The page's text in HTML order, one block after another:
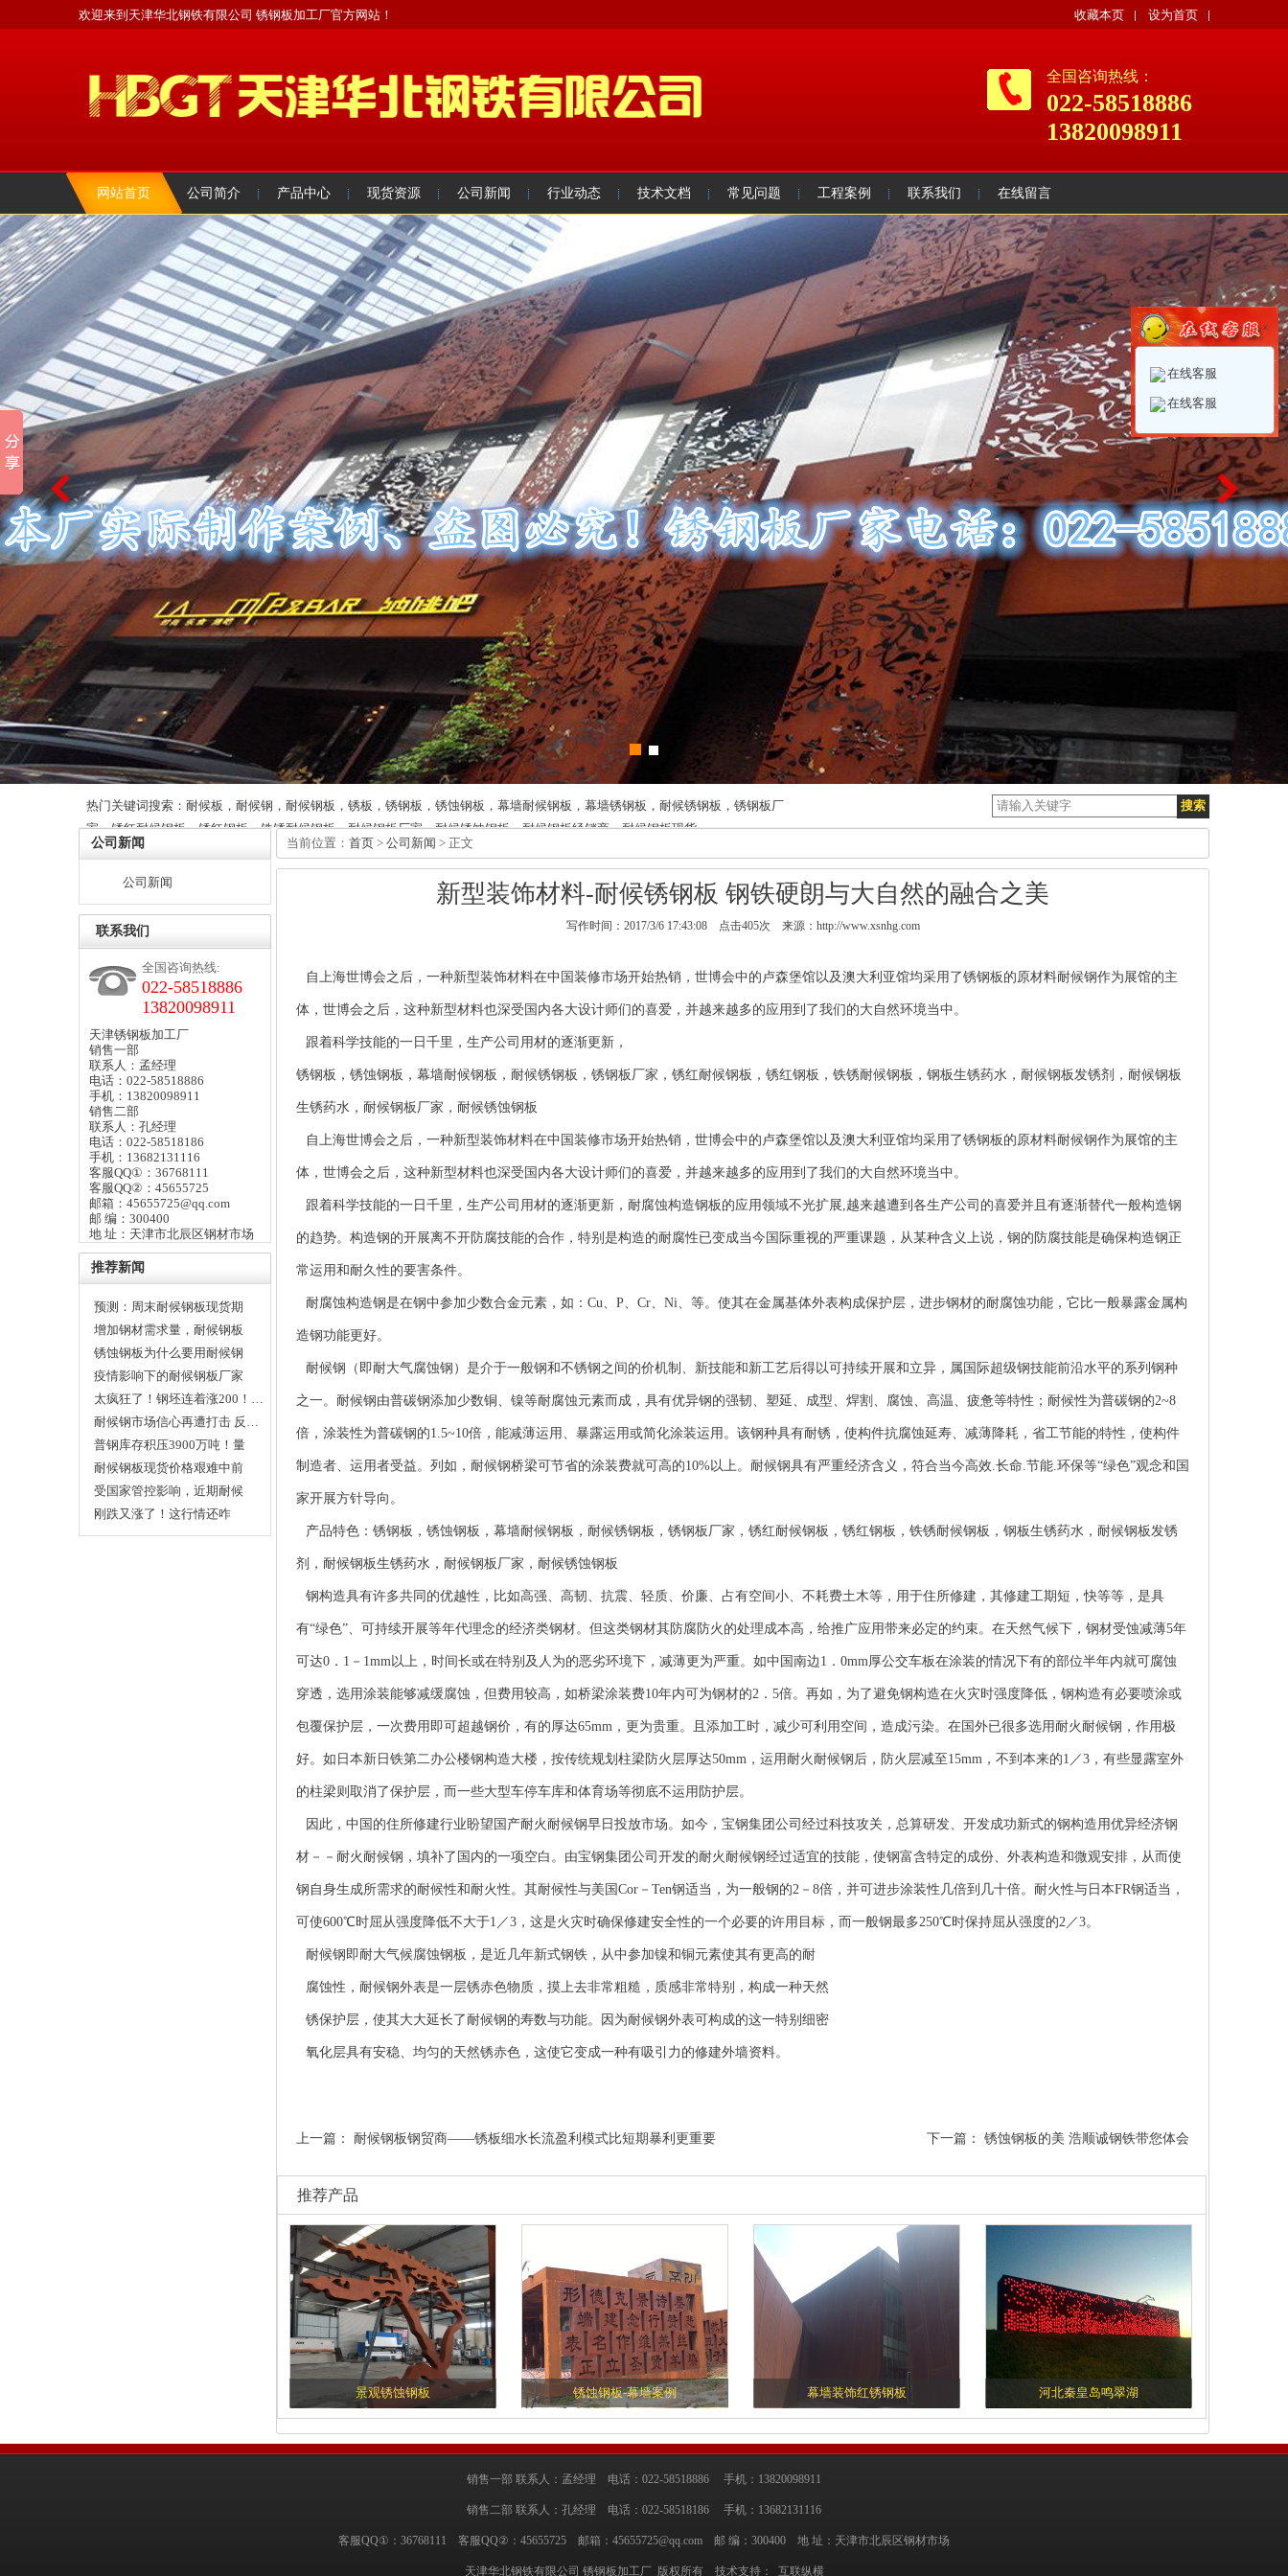
收藏本页 设为首页
欢迎来到天津华北钢铁有限公司 锈钢板加工厂官方网站！
全国咨询热线：
022-58518886
13820098911
网站首页 公司简介 产品中心 现货资源 公司新闻 行业动态 技术文档 常见问题 工程案例 联系我们 在线留言
热门关键词搜索：耐候板，耐候钢，耐候钢板，锈板，锈钢板，锈蚀钢板，幕墙耐候钢板，幕墙锈钢板，耐候锈钢板，锈钢板厂
家，锈红耐候钢板，锈红钢板，铁锈耐候钢板，耐候钢板厂家，耐候锈蚀钢板，耐候钢板经销商，耐候钢板现货
公司新闻
公司新闻
联系我们
全国咨询热线:
022-58518886
13820098911
天津锈钢板加工厂
销售一部
联系人：孟经理
电话：022-58518886
手机：13820098911
销售二部
联系人：孔经理
电话：022-58518186
手机：13682131116
客服QQ①：36768111
客服QQ②：45655725
邮箱：45655725@qq.com
邮 编：300400
地 址：天津市北辰区钢材市场
推荐新闻
预测：周末耐候钢板现货期
货…
增加钢材需求量，耐候钢板
厂…
锈蚀钢板为什么要用耐候钢
板…
疫情影响下的耐候钢板厂家
该…
太疯狂了！钢坯连着涨200！…
耐候钢市场信心再遭打击 反…
普钢库存积压3900万吨！量
这…
耐候钢板现货价格艰难中前
行…
受国家管控影响，近期耐候
钢…
刚跌又涨了！这行情还咋
干！…
当前位置： 首页 > 公司新闻 > 正文
新型装饰材料-耐候锈钢板 钢铁硬朗与大自然的融合之美
写作时间：2017/3/6 17:43:08 点击405次 来源：http://www.xsnhg.com
自上海世博会之后，一种新型装饰材料在中国装修市场开始热销，世博会中的卢森堡馆以及澳大利亚馆均采用了锈钢板的原材料耐候钢作为展馆的主
体，世博会之后，这种新型材料也深受国内各大设计师们的喜爱，并越来越多的应用到了我们的大自然环境当中。
跟着科学技能的一日千里，生产公司用材的逐渐更新，
锈钢板 ， 锈蚀钢板 ，幕墙耐候钢板，耐候锈钢板， 锈钢板厂家 ，锈红耐候钢板，锈红钢板， 铁锈耐候钢板 ，钢板生锈药水，耐候钢板发锈剂， 耐候钢板
生锈药水 ，耐候钢板厂家，耐候锈蚀钢板
自上海世博会之后，一种新型装饰材料在中国装修市场开始热销，世博会中的卢森堡馆以及澳大利亚馆均采用了锈钢板的原材料耐候钢作为展馆的主
体，世博会之后，这种新型材料也深受国内各大设计师们的喜爱，并越来越多的应用到了我们的大自然环境当中。
跟着科学技能的一日千里，生产公司用材的逐渐更新，耐腐蚀构造钢板的应用领域不光扩展,越来越遭到各生产公司的喜爱并且有逐渐替代一般构造钢
的趋势。构造钢的开展离不开防腐技能的合作，特别是构造的耐腐性已变成当今国际重视的严重课题，从某种含义上说，钢的防腐技能是确保构造钢正
常运用和耐久性的要害条件。
耐腐蚀构造钢是在钢中参加少数合金元素，如：Cu、P、Cr、Ni、等。使其在金属基体外表构成保护层，进步钢材的耐腐蚀功能，它比一般暴露金属构
造钢功能更好。
耐候钢（即耐大气腐蚀钢）是介于一般钢和不锈钢之间的价机制、新技能和新工艺后得以可持续开展和立异，属国际超级钢技能前沿水平的系列钢种
之一。耐候钢由普碳钢添加少数铜、镍等耐腐蚀元素而成，具有优异钢的强韧、塑延、成型、焊割、腐蚀、高温、疲惫等特性；耐候性为普碳钢的2~8
倍，涂装性为普碳钢的1.5~10倍，能减薄运用、暴露运用或简化涂装运用。该钢种具有耐锈，使构件抗腐蚀延寿、减薄降耗，省工节能的特性，使构件
制造者、运用者受益。列如，耐候钢桥梁可节省的涂装费就可高的10%以上。耐候钢具有严重经济含义，符合当今高效.长命.节能.环保等“绿色”观念和国
家开展方针导向。
产品特色： 锈钢板 ， 锈蚀钢板 ，幕墙耐候钢板，耐候锈钢板， 锈钢板厂家 ，锈红耐候钢板，锈红钢板， 铁锈耐候钢板 ，钢板生锈药水，耐候钢板发锈
剂， 耐候钢板生锈药水 ，耐候钢板厂家，耐候锈蚀钢板
钢构造具有许多共同的优越性，比如高强、高韧、抗震、轻质、价廉、占有空间小、不耗费土木等，用于住所修建，其修建工期短，快等等，是具
有“绿色”、可持续开展等年代理念的经济类钢材。但这类钢材其防腐防火的处理成本高，给推广应用带来必定的约束。在天然气候下，钢材受蚀减薄5年
可达0．1－1mm以上，时间长或在特别及人为的恶劣环境下，减薄更为严重。如中国南边1．0mm厚公交车板在涂装的情况下有的部位半年内就可腐蚀
穿透，选用涂装能够减缓腐蚀，但费用较高，如桥梁涂装费10年内可为钢材的2．5倍。再如，为了避免钢构造在火灾时强度降低，钢构造有必要喷涂或
包覆保护层，一次费用即可超越钢价，有的厚达65mm，更为贵重。且添加工时，减少可利用空间，造成污染。在国外已很多选用耐火耐候钢，作用极
好。如日本新日铁第二办公楼钢构造大楼，按传统规划柱梁防火层厚达50mm，运用耐火耐候钢后，防火层减至15mm，不到本来的1／3，有些显露室外
的柱梁则取消了保护层，而一些大型车停车库和体育场等彻底不运用防护层。
因此，中国的住所修建行业盼望国产耐火耐候钢早日投放市场。如今，宝钢集团公司经过科技攻关，总算研发、开发成功新式的钢构造用优异经济钢
材－－耐火耐候钢，填补了国内的一项空白。由宝钢集团公司开发的耐火耐候钢经过适宜的技能，使钢富含特定的成份、外表构造和微观安排，从而使
钢自身生成所需求的耐候性和耐火性。其耐候性与美国Cor－Ten钢适当，为一般钢的2－8倍，并可进步涂装性几倍到几十倍。耐火性与日本FR钢适当，
可使600℃时屈从强度降低不大于1／3，这是火灾时确保修建安全性的一个必要的许用目标，而一般钢最多250℃时保持屈从强度的2／3。
耐候钢即耐大气候腐蚀钢板，是近几年新式钢铁，从中参加镍和铜元素使其有更高的耐
腐蚀性，耐候钢外表是一层锈赤色物质，摸上去非常粗糙，质感非常特别，构成一种天然
锈保护层，使其大大延长了耐候钢的寿数与功能。因为耐候钢外表可构成的这一特别细密
氧化层具有安稳、均匀的天然锈赤色，这使它变成一种有吸引力的修建外墙资料。
上一篇： 耐候钢板钢贸商——锈板细水长流盈利模式比短期暴利更重要 下一篇： 锈蚀钢板的美 浩顺诚钢铁带您体会
推荐产品
景观锈蚀钢板 锈蚀钢板-幕墙案例 幕墙装饰红锈钢板 河北秦皇岛鸣翠湖
销售一部 联系人：孟经理 电话：022-58518886 手机：13820098911
销售二部 联系人：孔经理 电话：022-58518186 手机：13682131116
客服QQ①：36768111 客服QQ②：45655725 邮箱：45655725@qq.com 邮 编：300400 地 址：天津市北辰区钢材市场
天津华北钢铁有限公司 锈钢板加工厂 版权所有 技术支持： 互联纵横
×
在线客服
在线客服